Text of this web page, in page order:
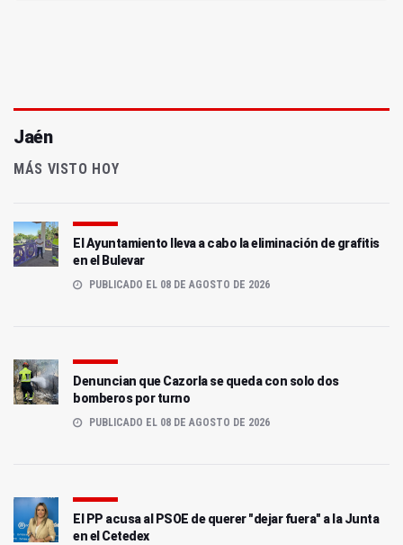
Jaén
MÁS VISTO HOY
El Ayuntamiento lleva a cabo la eliminación de grafitis
en el Bulevar
PUBLICADO EL 08 DE AGOSTO DE 2026
Denuncian que Cazorla se queda con solo dos
bomberos por turno
PUBLICADO EL 08 DE AGOSTO DE 2026
El PP acusa al PSOE de querer "dejar fuera" a la Junta
en el Cetedex